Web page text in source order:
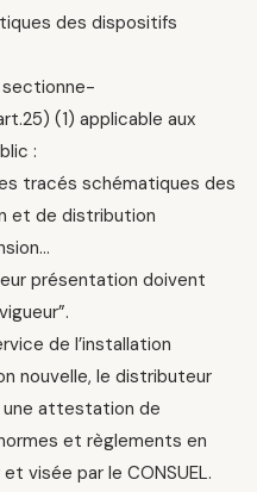
des dispositifs
(1) applicable aux
:
tracés schématiques des
et de distribution
présentation doivent
de l’installation
nouvelle, le distributeur
une attestation de
et règlements en
visée par le CONSUEL.